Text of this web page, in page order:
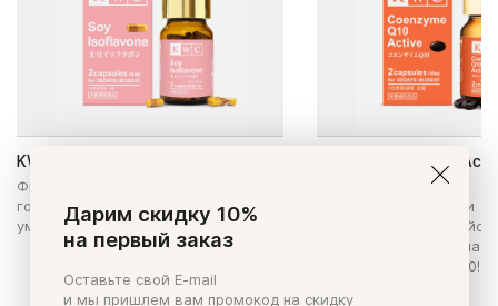
KWC Соевый изофлавон
Фитоэстрогены для нормализации
гормонального баланса,
уменьшения симптомов климакса.
KWC Коэнзим Q10
Препарат с мощным
энергообразующим и
антиоксидантным
Обновленная формула -
больше коэнзима Q10!
Дарим скидку 10%
на первый заказ
Оставьте свой E-mail
и мы пришлем вам промокод на скидку